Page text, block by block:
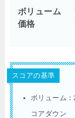
ボリューム
価格
スコアの基準
ボリューム
コアダウン